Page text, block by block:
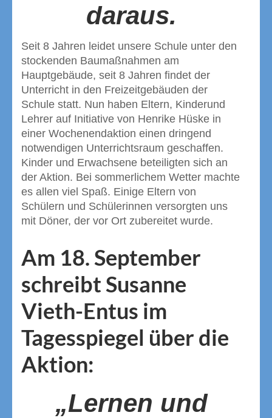
daraus.
Seit 8 Jahren leidet unsere Schule unter den
stockenden Baumaßnahmen am
Hauptgebäude, seit 8 Jahren findet der
Unterricht in den Freizeitgebäuden der
Schule statt. Nun haben Eltern, Kinderund
Lehrer auf Initiative von Henrike Hüske in
einer Wochenendaktion einen dringend
notwendigen Unterrichtsraum geschaffen.
Kinder und Erwachsene beteiligten sich an
der Aktion. Bei sommerlichem Wetter machte
es allen viel Spaß. Einige Eltern von
Schülern und Schülerinnen versorgten uns
mit Döner, der vor Ort zubereitet wurde.
Am 18. September
schreibt Susanne
Vieth-Entus im
Tagesspiegel über die
Aktion:
„Lernen und